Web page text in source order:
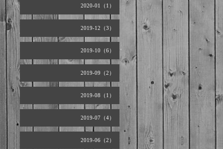
2020-01（1）
2019-12（3）
2019-10（6）
2019-09（2）
2019-08（1）
2019-07（4）
2019-06（2）